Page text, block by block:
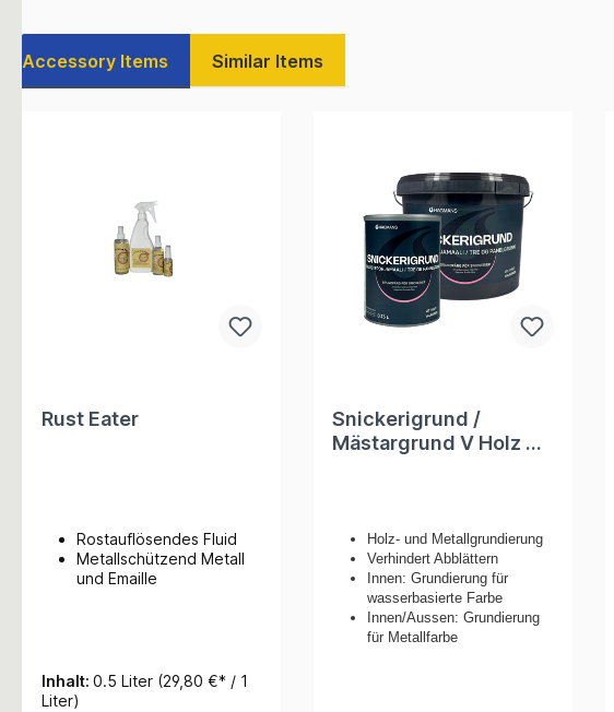
Accessory Items Similar Items
Rust Eater
Rostauflösendes Fluid
Metallschützend Metall
und Emaille
Inhalt: 0.5 Liter (29,80 €* / 1
Liter)
Snickerigrund /
Mästargrund V Holz &
Holz- und Metallgrundierung
Verhindert Abblättern
Innen: Grundierung für
wasserbasierte Farbe
Innen/Aussen: Grundierung
für Metallfarbe